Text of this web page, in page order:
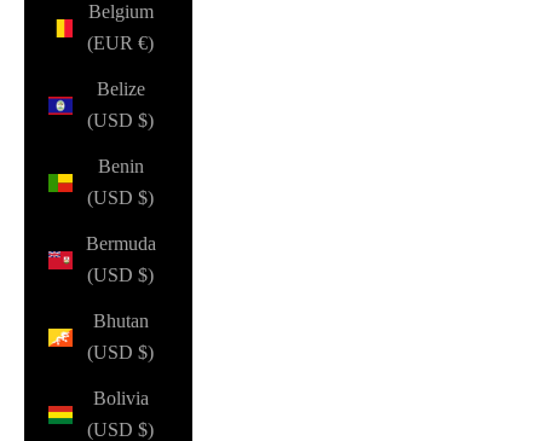
Belgium
(EUR €)
Belize
(USD $)
Benin
(USD $)
Bermuda
(USD $)
Bhutan
(USD $)
Bolivia
(USD $)